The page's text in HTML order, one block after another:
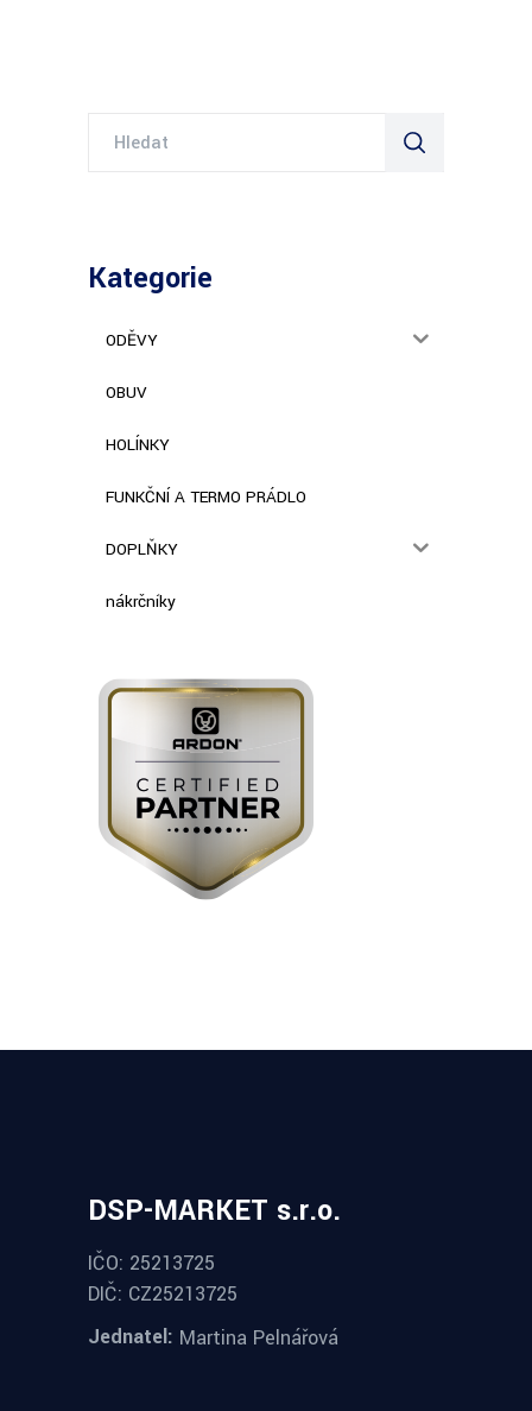
Kategorie
ODĚVY
OBUV
HOLÍNKY
FUNKČNÍ A TERMO PRÁDLO
DOPLŇKY
nákrčníky
DSP-MARKET s.r.o.
IČO: 25213725
DIČ: CZ25213725
Jednatel: Martina Pelnářová